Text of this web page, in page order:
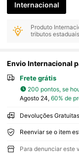
Internacional
Produto
tributos
Envio Internacional
Frete grátis
200 pontos, se
Agosto 24, 60% de
Devoluções Gratuitas
Para denunciar este